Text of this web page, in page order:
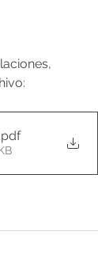
.pdf